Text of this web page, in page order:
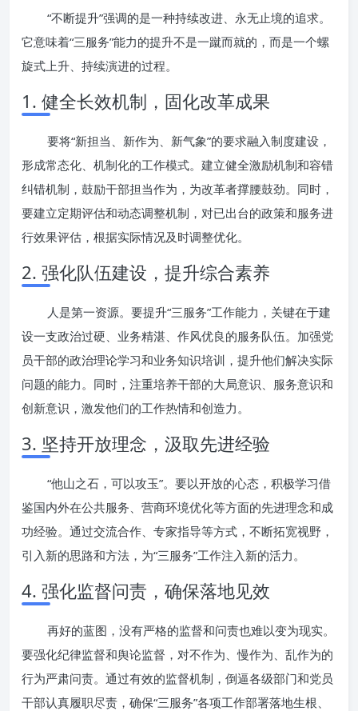
“不断提升”强调的是一种持续改进、永无止境的追求。
它意味着“三服务”能力的提升不是一蹴而就的，而是一个螺
旋式上升、持续演进的过程。
1. 健全长效机制，固化改革成果
要将“新担当、新作为、新气象”的要求融入制度建设，
形成常态化、机制化的工作模式。建立健全激励机制和容错
纠错机制，鼓励干部担当作为，为改革者撑腰鼓劲。同时，
要建立定期评估和动态调整机制，对已出台的政策和服务进
行效果评估，根据实际情况及时调整优化。
2. 强化队伍建设，提升综合素养
人是第一资源。要提升“三服务”工作能力，关键在于建
设一支政治过硬、业务精湛、作风优良的服务队伍。加强党
员干部的政治理论学习和业务知识培训，提升他们解决实际
问题的能力。同时，注重培养干部的大局意识、服务意识和
创新意识，激发他们的工作热情和创造力。
3. 坚持开放理念，汲取先进经验
“他山之石，可以攻玉”。要以开放的心态，积极学习借
鉴国内外在公共服务、营商环境优化等方面的先进理念和成
功经验。通过交流合作、专家指导等方式，不断拓宽视野，
引入新的思路和方法，为“三服务”工作注入新的活力。
4. 强化监督问责，确保落地见效
再好的蓝图，没有严格的监督和问责也难以变为现实。
要强化纪律监督和舆论监督，对不作为、慢作为、乱作为的
行为严肃问责。通过有效的监督机制，倒逼各级部门和党员
干部认真履职尽责，确保“三服务”各项工作部署落地生根、